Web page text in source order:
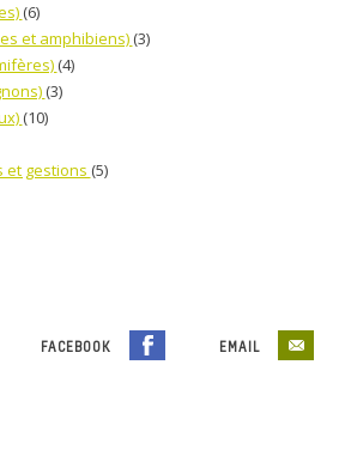
(6)
et amphibiens) (3)
(4)
(3)
(10)
et gestions (5)
FACEBOOK EMAIL